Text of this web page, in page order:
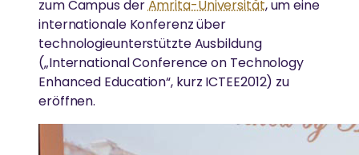
REGIONALE GRUPPEN
In ganz Deutschland treffen sich regelmäßig
Menschen, um sich zusammen in Ammas Lehren zu
Hochwertige Gesundheitsversorgung in einer
Atmosphäre von Liebe und Mitgefühl
KATASTROPHENHILFE
Unterstützung von Überlebenden durch
Krisenintervention und ganzheitliche Langzeithilfe
Ländliche Entwicklung
SPIRITUELL
Ammas Weisheiten
Spirituelle Praxis
zum Campus derAmrita-Universität, um eine
internationale Konferenz über
technologieunterstützte Ausbildung
(„International Conference on Technology
Enhanced Education“, kurz ICTEE2012) zu
eröffnen.